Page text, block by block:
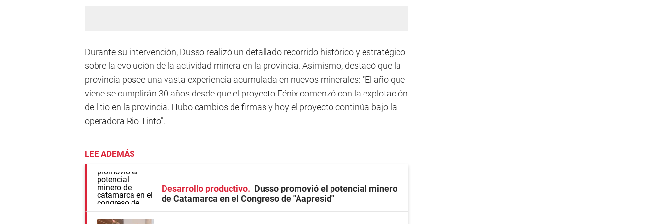
Durante su intervención, Dusso realizó un detallado recorrido histórico y estratégico
sobre la evolución de la actividad minera en la provincia. Asimismo, destacó que la
provincia posee una vasta experiencia acumulada en nuevos minerales: "El año que
viene se cumplirán 30 años desde que el proyecto Fénix comenzó con la explotación
de litio en la provincia. Hubo cambios de firmas y hoy el proyecto continúa bajo la
operadora Rio Tinto".
LEE ADEMÁS
Desarrollo productivo
Dusso promovió el potencial minero
de Catamarca en el Congreso de "Aapresid"